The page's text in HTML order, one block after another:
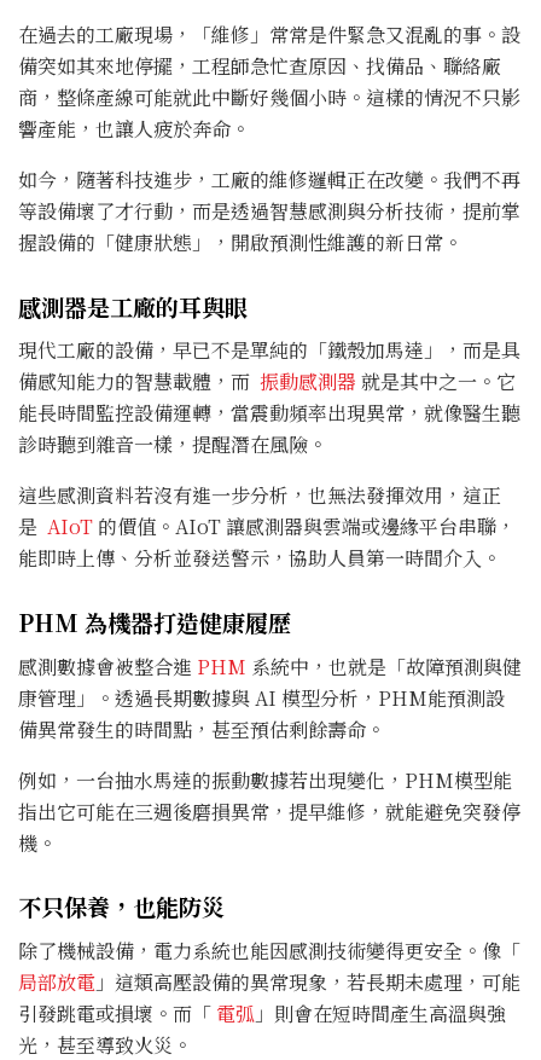
在過去的工廠現場，「維修」常常是件緊急又混亂的事。設
備突如其來地停擺，工程師急忙查原因、找備品、聯絡廠
商，整條產線可能就此中斷好幾個小時。這樣的情況不只影
響產能，也讓人疲於奔命。
如今，隨著科技進步，工廠的維修邏輯正在改變。我們不再
等設備壞了才行動，而是透過智慧感測與分析技術，提前掌
握設備的「健康狀態」，開啟預測性維護的新日常。
感測器是工廠的耳與眼
現代工廠的設備，早已不是單純的「鐵殼加馬達」，而是具
備感知能力的智慧載體，而 振動感測器 就是其中之一。它
能長時間監控設備運轉，當震動頻率出現異常，就像醫生聽
診時聽到雜音一樣，提醒潛在風險。
這些感測資料若沒有進一步分析，也無法發揮效用，這正
是 AIoT 的價值。AIoT 讓感測器與雲端或邊緣平台串聯，
能即時上傳、分析並發送警示，協助人員第一時間介入。
PHM 為機器打造健康履歷
感測數據會被整合進 PHM 系統中，也就是「故障預測與健
康管理」。透過長期數據與 AI 模型分析，PHM能預測設
備異常發生的時間點，甚至預估剩餘壽命。
例如，一台抽水馬達的振動數據若出現變化，PHM模型能
指出它可能在三週後磨損異常，提早維修，就能避免突發停
機。
不只保養，也能防災
除了機械設備，電力系統也能因感測技術變得更安全。像「
局部放電 」這類高壓設備的異常現象，若長期未處理，可能
引發跳電或損壞。而「 電弧 」則會在短時間產生高溫與強
光，甚至導致火災。